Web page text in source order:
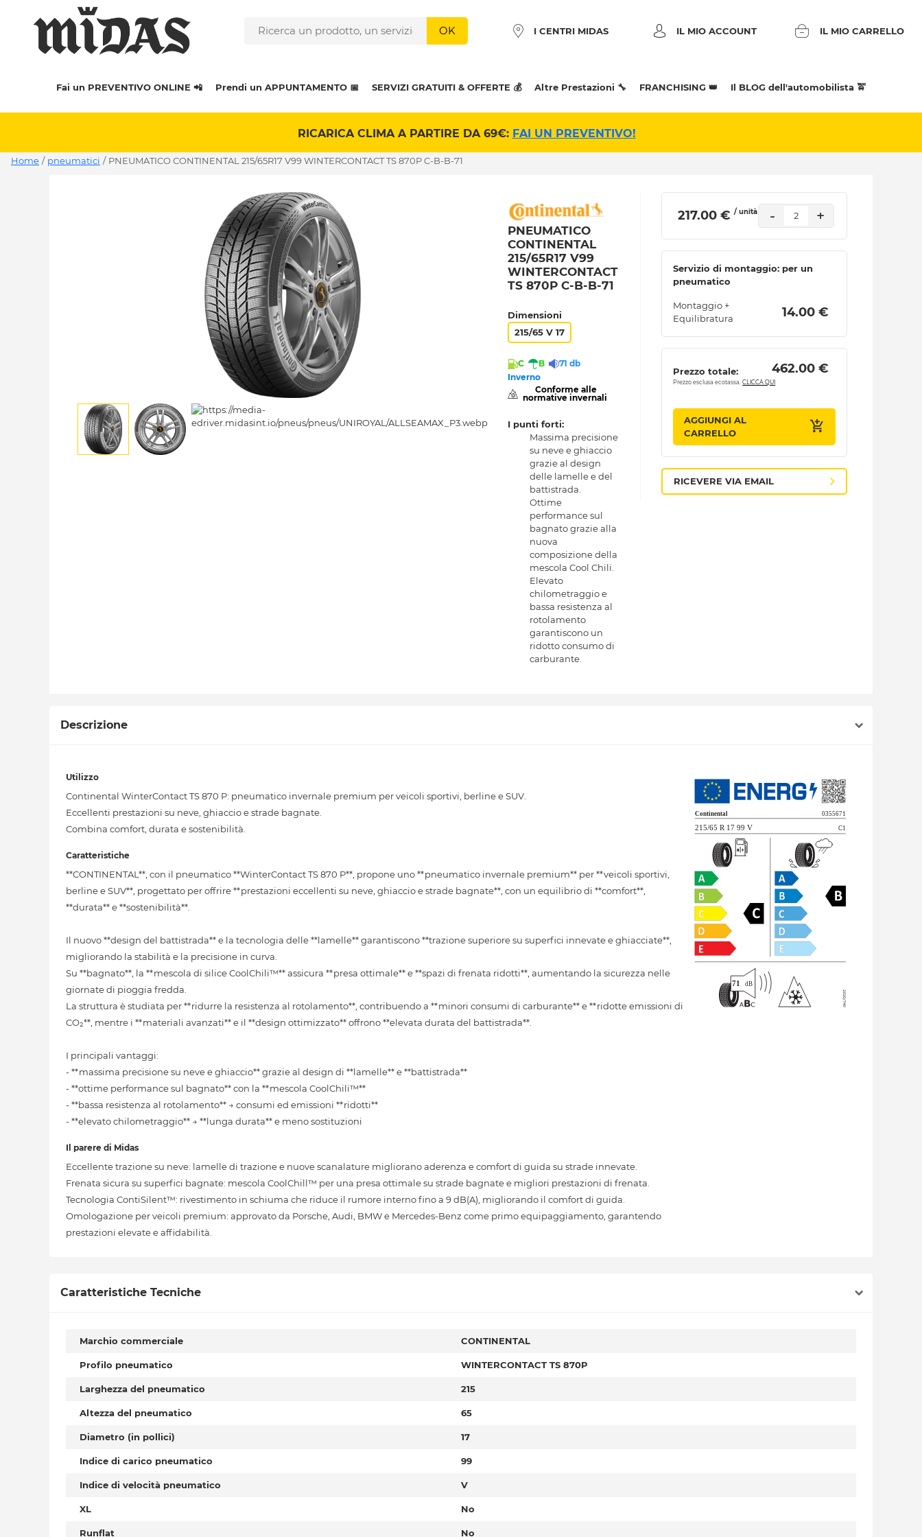
OK I CENTRI MIDAS IL MIO ACCOUNT IL MIO CARRELLO
Fai un PREVENTIVO ONLINE 📲 Prendi un APPUNTAMENTO 📅 SERVIZI GRATUITI & OFFERTE 💰 Altre Prestazioni 🔧 FRANCHISING 👑 Il BLOG dell'automobilista 🚖
RICARICA CLIMA A PARTIRE DA 69€: FAI UN PREVENTIVO!
Home / pneumatici / PNEUMATICO CONTINENTAL 215/65R17 V99 WINTERCONTACT TS 870P C-B-B-71
PNEUMATICO
CONTINENTAL
215/65R17 V99
WINTERCONTACT
TS 870P C-B-B-71
Dimensioni
215/65 V 17
C B
71 db
Inverno
Conforme alle
normative invernali
I punti forti:
Massima precisione
su neve e ghiaccio
grazie al design
delle lamelle e del
battistrada.
Ottime
performance sul
bagnato grazie alla
nuova
composizione della
mescola Cool Chili.
Elevato
chilometraggio e
bassa resistenza al
rotolamento
garantiscono un
ridotto consumo di
carburante.
217.00 € / unità - 2 +
Servizio di montaggio: per un
pneumatico
Montaggio +
Equilibratura
14.00 €
Prezzo totale: 462.00 €
Prezzo esclusa ecotassa.CLICCA QUI
AGGIUNGI AL
CARRELLO
RICEVERE VIA EMAIL
Descrizione
Utilizzo
Continental WinterContact TS 870 P: pneumatico invernale premium per veicoli sportivi, berline e SUV.
Eccellenti prestazioni su neve, ghiaccio e strade bagnate.
Combina comfort, durata e sostenibilità.
Caratteristiche
**CONTINENTAL**, con il pneumatico **WinterContact TS 870 P**, propone uno **pneumatico invernale premium** per **veicoli sportivi,
berline e SUV**, progettato per offrire **prestazioni eccellenti su neve, ghiaccio e strade bagnate**, con un equilibrio di **comfort**,
**durata** e **sostenibilità**.
Il nuovo **design del battistrada** e la tecnologia delle **lamelle** garantiscono **trazione superiore su superfici innevate e ghiacciate**,
migliorando la stabilità e la precisione in curva.
Su **bagnato**, la **mescola di silice CoolChili™** assicura **presa ottimale** e **spazi di frenata ridotti**, aumentando la sicurezza nelle
giornate di pioggia fredda.
La struttura è studiata per **ridurre la resistenza al rotolamento**, contribuendo a **minori consumi di carburante** e **ridotte emissioni di
CO₂**, mentre i **materiali avanzati** e il **design ottimizzato** offrono **elevata durata del battistrada**.
I principali vantaggi:
- **massima precisione su neve e ghiaccio** grazie al design di **lamelle** e **battistrada**
- **ottime performance sul bagnato** con la **mescola CoolChili™**
- **bassa resistenza al rotolamento** → consumi ed emissioni **ridotti**
- **elevato chilometraggio** → **lunga durata** e meno sostituzioni
Il parere di Midas
Eccellente trazione su neve: lamelle di trazione e nuove scanalature migliorano aderenza e comfort di guida su strade innevate.
Frenata sicura su superfici bagnate: mescola CoolChill™ per una presa ottimale su strade bagnate e migliori prestazioni di frenata.
Tecnologia ContiSilent™: rivestimento in schiuma che riduce il rumore interno fino a 9 dB(A), migliorando il comfort di guida.
Omologazione per veicoli premium: approvato da Porsche, Audi, BMW e Mercedes-Benz come primo equipaggiamento, garantendo
prestazioni elevate e affidabilità.
Caratteristiche Tecniche
Marchio commerciale CONTINENTAL
Profilo pneumatico WINTERCONTACT TS 870P
Larghezza del pneumatico 215
Altezza del pneumatico 65
Diametro (in pollici) 17
Indice di carico pneumatico 99
Indice di velocità pneumatico V
XL No
Runflat No